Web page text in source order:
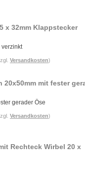
x 32mm Klappstecker
verzinkt
Versandkosten)
20x50mm mit fester
gerader Öse
Versandkosten)
Rechteck Wirbel 20 x